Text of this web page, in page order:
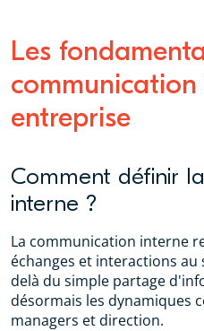
Les
entreprise
Comment définir
interne ?
La communication interne
échanges et interactions
delà du simple partage
désormais les dynamiques
managers et direction.